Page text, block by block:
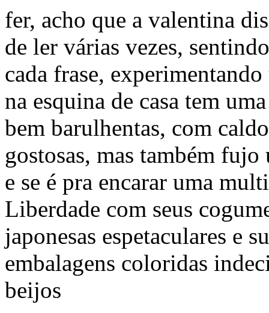
fer, acho que a valentina
de ler várias vezes,
cada frase,
na esquina de casa tem
bem barulhentas, com
gostosas, mas também
e se é pra encarar uma
Liberdade com seus
japonesas espetaculares e
embalagens coloridas
beijos